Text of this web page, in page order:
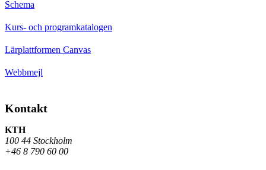
Schema
Kurs- och programkatalogen
Lärplattformen Canvas
Webbmejl
Kontakt
KTH
100 44 Stockholm
+46 8 790 60 00